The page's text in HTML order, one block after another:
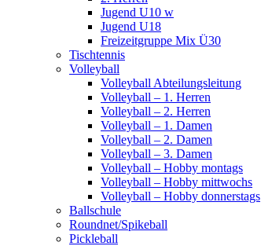
Jugend U10 w
Jugend U18
Freizeitgruppe Mix Ü30
Tischtennis
Volleyball
Volleyball Abteilungsleitung
Volleyball – 1. Herren
Volleyball – 2. Herren
Volleyball – 1. Damen
Volleyball – 2. Damen
Volleyball – 3. Damen
Volleyball – Hobby montags
Volleyball – Hobby mittwochs
Volleyball – Hobby donnerstags
Ballschule
Roundnet/Spikeball
Pickleball